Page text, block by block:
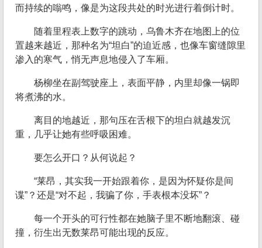
而持续的嗡鸣，像是为这段共处的时光进行着倒计时。
随着里程表上数字的跳动，乌鲁木齐在地图上的位
置越来越近，那种名为“坦白”的迫近感，也像车窗缝隙里
渗入的寒气，悄无声息地侵入了车厢。
杨柳坐在副驾驶座上，表面平静，内里却像一锅即
将煮沸的水。
离目的地越近，那句压在舌根下的坦白就越发沉
重，几乎让她有些呼吸困难。
要怎么开口？从何说起？
“莱昂，其实我一开始跟着你，是因为怀疑你是间
谍”？还是“对不起，我骗了你，手表根本没坏”？
每一个开头的可行性都在她脑子里不断地翻滚、碰
撞，衍生出无数莱昂可能出现的反应。